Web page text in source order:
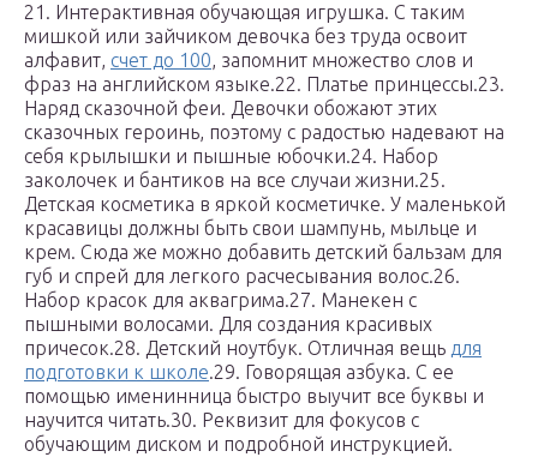
21. Интерактивная обучающая игрушка. С таким
мишкой или зайчиком девочка без труда освоит
алфавит, счет до 100, запомнит множество слов и
фраз на английском языке.22. Платье принцессы.23.
Наряд сказочной феи. Девочки обожают этих
сказочных героинь, поэтому с радостью надевают на
себя крылышки и пышные юбочки.24. Набор
заколочек и бантиков на все случаи жизни.25.
Детская косметика в яркой косметичке. У маленькой
красавицы должны быть свои шампунь, мыльце и
крем. Сюда же можно добавить детский бальзам для
губ и спрей для легкого расчесывания волос.26.
Набор красок для аквагрима.27. Манекен с
пышными волосами. Для создания красивых
причесок.28. Детский ноутбук. Отличная вещь для
подготовки к школе.29. Говорящая азбука. С ее
помощью именинница быстро выучит все буквы и
научится читать.30. Реквизит для фокусов с
обучающим диском и подробной инструкцией.